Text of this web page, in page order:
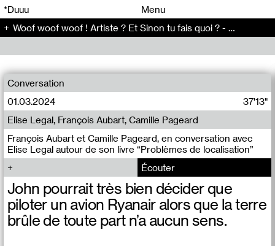
*Duuu
Menu
​Woof woof woof ! Artiste ? Et Sinon tu fais quoi ? - Conversation (86)
Conversation
01.03.2024
37'13"
François Aubart et Camille Pageard, en conversation avec
Elise Legal autour de son livre “Problèmes de localisation”
Elise Legal, François Aubart, Camille Pageard
Écouter
John pourrait très bien décider que
piloter un avion Ryanair alors que la terre
brûle de toute part n’a aucun sens.
00 00
00 00